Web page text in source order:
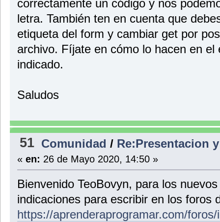
correctamente un código y nos
letra. También ten en cuenta que
etiqueta del form y cambiar get por
archivo. Fíjate en cómo lo hacen en el
indicado.
Saludos
51 Comunidad / Re:Presentacion
« en: 26 de Mayo 2020, 14:50 »
Bienvenido TeoBovyn, para los
indicaciones para escribir en los foros
https://aprenderaprogramar.com/